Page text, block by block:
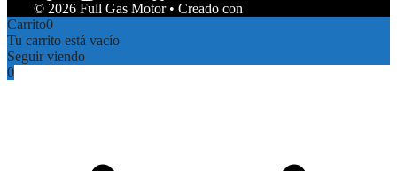
© 2026 Full Gas Motor• Creado con
Carrito0
Tu carrito está vacío
Seguir viendo
0